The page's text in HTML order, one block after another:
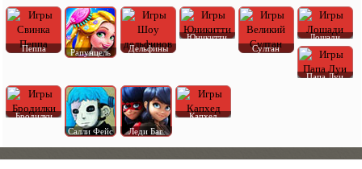
Пеппа Рапунцель Дельфины
Юникитти
Султан
Лошади
Папа Луи
Бродилки
Салли Фейс
Леди Баг
Капхед